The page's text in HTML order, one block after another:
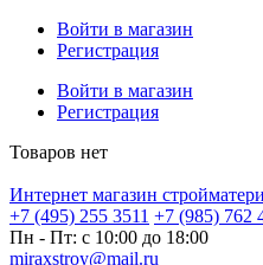
Войти в магазин
Регистрация
Войти в магазин
Регистрация
Товаров нет
Интернет магазин
+7 (495) 255 3511 +7 (985) 762
Пн - Пт: с 10:00 до 18:00
miraxstroy@mail.ru